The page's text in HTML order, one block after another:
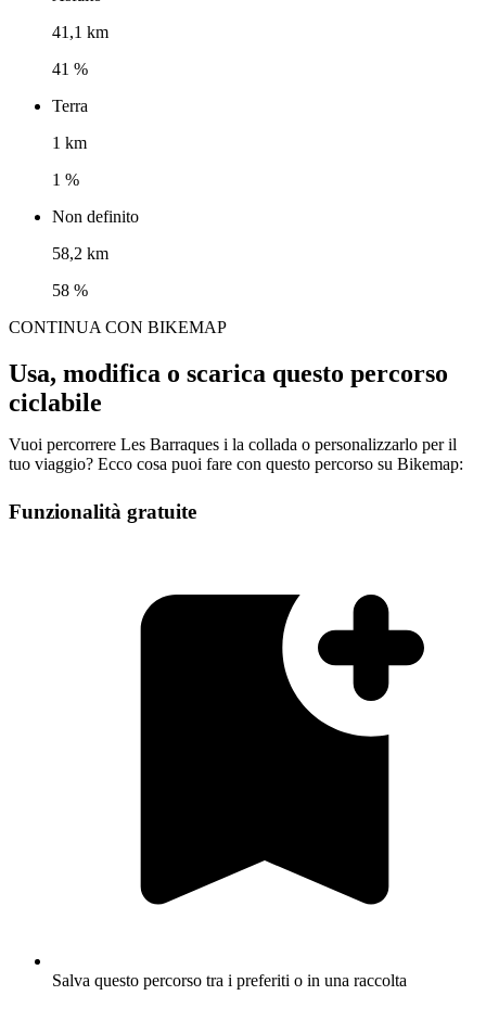
41,1 km
41 %
Terra
1 km
1 %
Non definito
58,2 km
58 %
CONTINUA CON BIKEMAP
Usa, modifica o scarica questo percorso
ciclabile
Vuoi percorrere Les Barraques i la collada o personalizzarlo per il
tuo viaggio? Ecco cosa puoi fare con questo percorso su Bikemap:
Funzionalità gratuite
Salva questo percorso tra i preferiti o in una raccolta